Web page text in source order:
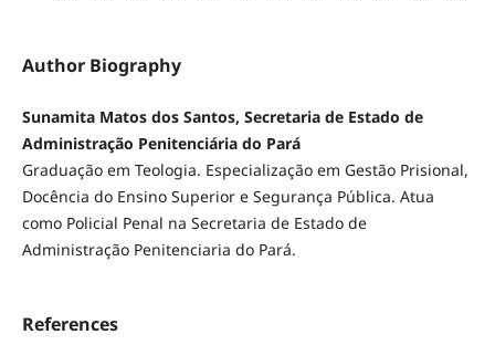
Author Biography
Sunamita Matos dos Santos, Secretaria de Estado de
Administração Penitenciária do Pará
Graduação em Teologia. Especialização em Gestão Prisional,
Docência do Ensino Superior e Segurança Pública. Atua
como Policial Penal na Secretaria de Estado de
Administração Penitenciaria do Pará.
References